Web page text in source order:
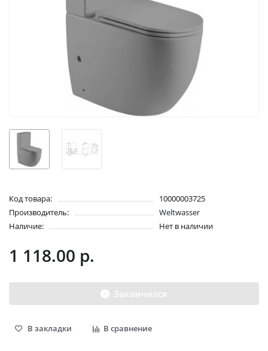
Код товара:
10000003725
Производитель:
Weltwasser
Наличие:
Нет в наличии
1 118.00 р.
Закончился
В закладки В сравнение